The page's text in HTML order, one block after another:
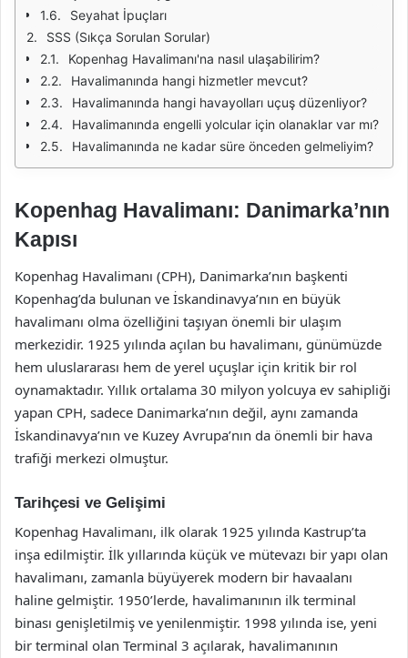
Seyahat İpuçları
SSS (Sıkça Sorulan Sorular)
Kopenhag Havalimanı'na nasıl ulaşabilirim?
Havalimanında hangi hizmetler mevcut?
Havalimanında hangi havayolları uçuş düzenliyor?
Havalimanında engelli yolcular için olanaklar var mı?
Havalimanında ne kadar süre önceden gelmeliyim?
Kopenhag Havalimanı: Danimarka’nın
Kapısı
Kopenhag Havalimanı (CPH), Danimarka’nın başkenti
Kopenhag’da bulunan ve İskandinavya’nın en büyük
havalimanı olma özelliğini taşıyan önemli bir ulaşım
merkezidir. 1925 yılında açılan bu havalimanı, günümüzde
hem uluslararası hem de yerel uçuşlar için kritik bir rol
oynamaktadır. Yıllık ortalama 30 milyon yolcuya ev sahipliği
yapan CPH, sadece Danimarka’nın değil, aynı zamanda
İskandinavya’nın ve Kuzey Avrupa’nın da önemli bir hava
trafiği merkezi olmuştur.
Tarihçesi ve Gelişimi
Kopenhag Havalimanı, ilk olarak 1925 yılında Kastrup’ta
inşa edilmiştir. İlk yıllarında küçük ve mütevazı bir yapı olan
havalimanı, zamanla büyüyerek modern bir havaalanı
haline gelmiştir. 1950’lerde, havalimanının ilk terminal
binası genişletilmiş ve yenilenmiştir. 1998 yılında ise, yeni
bir terminal olan Terminal 3 açılarak, havalimanının